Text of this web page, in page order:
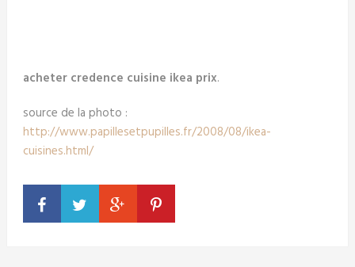
acheter credence cuisine ikea prix.
source de la photo :
http://www.papillesetpupilles.fr/2008/08/ikea-
cuisines.html/